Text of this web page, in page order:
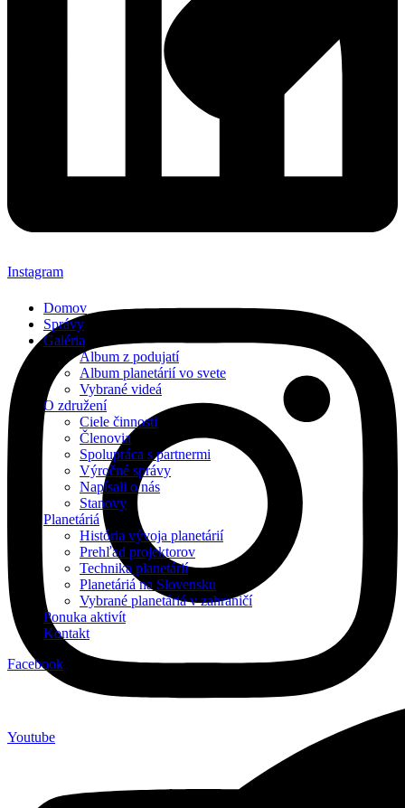
Instagram
Youtube
Domov
Správy
Galéria
Album z podujatí
Album planetárií vo svete
Vybrané videá
O združení
Ciele činnosti
Členovia
Spolupráca s partnermi
Výročné správy
Napísali o nás
Stanovy
Planetáriá
História vývoja planetárií
Prehľad projektorov
Technika planetárií
Planetáriá na Slovensku
Vybrané planetáriá v zahraničí
Ponuka aktivít
Kontakt
Facebook